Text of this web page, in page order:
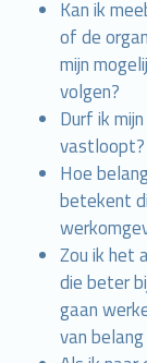
Kan ik
of de
mijn
volgen?
Durf ik
vastloopt?
Hoe
betekent
Zou ik het
die beter
gaan
van belang